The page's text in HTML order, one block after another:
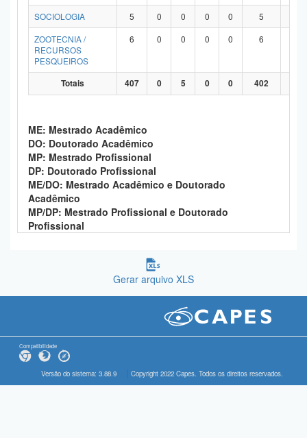
SOCIOLOGIA
5 0 0 0 0 5
ZOOTECNIA /
RECURSOS
PESQUEIROS
6 0 0 0 0 6
Totais 407 0 5 0 0 402
ME: Mestrado Acadêmico
DO: Doutorado Acadêmico
MP: Mestrado Profissional
DP: Doutorado Profissional
ME/DO: Mestrado Acadêmico e Doutorado
Acadêmico
MP/DP: Mestrado Profissional e Doutorado
Profissional
Gerar arquivo XLS
Compatibilidade
Versão do sistema: 3.88.9 Copyright 2022 Capes. Todos os direitos reservados.